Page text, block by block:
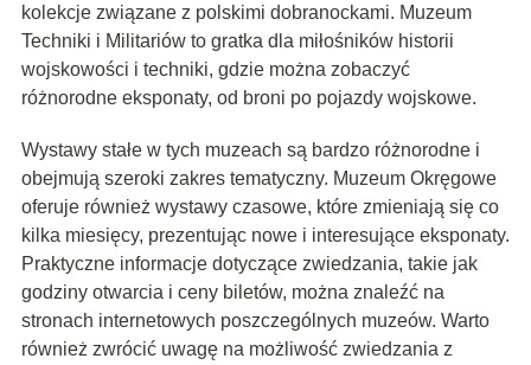
kolekcje związane z polskimi dobranockami. Muzeum
Techniki i Militariów to gratka dla miłośników historii
wojskowości i techniki, gdzie można zobaczyć
różnorodne eksponaty, od broni po pojazdy wojskowe.
Wystawy stałe w tych muzeach są bardzo różnorodne i
obejmują szeroki zakres tematyczny. Muzeum Okręgowe
oferuje również wystawy czasowe, które zmieniają się co
kilka miesięcy, prezentując nowe i interesujące eksponaty.
Praktyczne informacje dotyczące zwiedzania, takie jak
godziny otwarcia i ceny biletów, można znaleźć na
stronach internetowych poszczególnych muzeów. Warto
również zwrócić uwagę na możliwość zwiedzania z